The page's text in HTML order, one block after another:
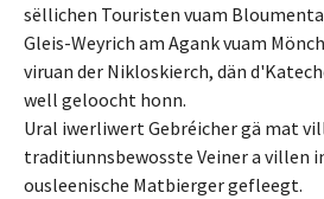
sëllichen Touristen vuam
Gleis-Weyrich am Agank vuam
viruan der Nikloskierch, dän
well geloocht honn.
Ural iwerliwert Gebréicher gä mat
traditiunnsbewosste Veiner a villen
ousleenische Matbierger gefleegt.